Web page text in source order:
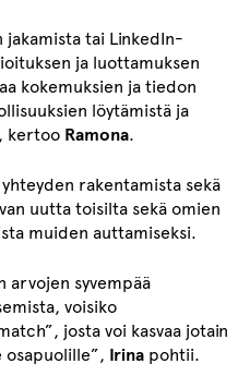
jakamista tai LinkedIn-
ja luottamuksen
kokemuksien ja tiedon
löytämistä ja
kertoo Ramona.
rakentamista sekä
uutta toisilta sekä omien
muiden auttamiseksi.
arvojen syvempää
voisiko
josta voi kasvaa jotain
Irina pohtii.